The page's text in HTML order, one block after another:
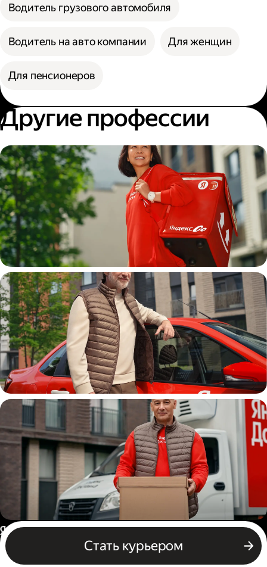
Водитель грузового автомобиля
Водитель на авто компании Для женщин
Для пенсионеров
Другие профессии
Пеший курьер
Автокурьер
Водитель грузового авто
Стать курьером
Россия
Бизнесу